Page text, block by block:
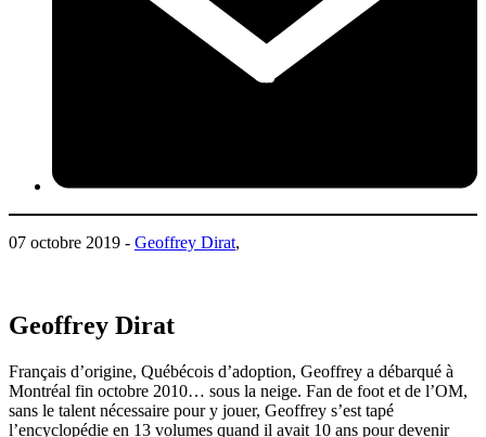
07 octobre 2019 - Geoffrey Dirat,
Geoffrey Dirat
Français d’origine, Québécois d’adoption, Geoffrey a débarqué à
Montréal fin octobre 2010… sous la neige. Fan de foot et de l’OM,
sans le talent nécessaire pour y jouer, Geoffrey s’est tapé
l’encyclopédie en 13 volumes quand il avait 10 ans pour devenir